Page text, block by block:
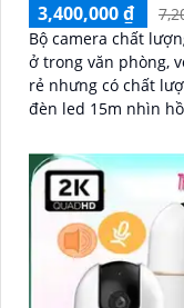
3,400,000 ₫
Bộ camera chất
ở trong văn phòng,
rẻ nhưng có chất
đèn led 15m nhìn